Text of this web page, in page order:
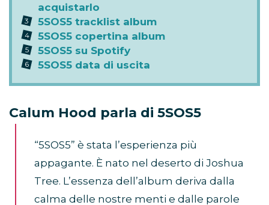
acquistarlo
5SOS5 tracklist album
5SOS5 copertina album
5SOS5 su Spotify
5SOS5 data di uscita
Calum Hood parla di 5SOS5
“5SOS5” è stata l’esperienza più
appagante. È nato nel deserto di Joshua
Tree. L’essenza dell’album deriva dalla
calma delle nostre menti e dalle parole